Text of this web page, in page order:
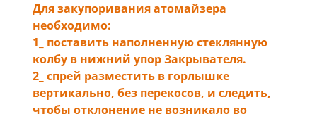
Для закупоривания атомайзера
необходимо:
1_ поставить наполненную стеклянную
колбу в нижний упор Закрывателя.
2_ спрей разместить в горлышке
вертикально, без перекосов, и следить,
чтобы отклонение не возникало во